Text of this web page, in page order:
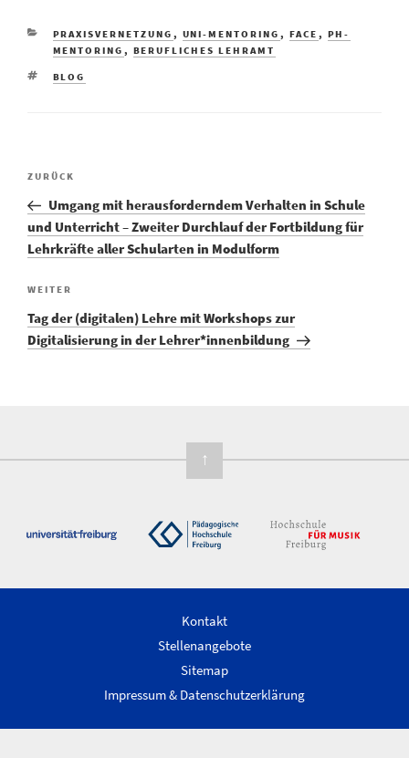
KATEGORIEN
PRAXISVERNETZUNG , UNI-MENTORING , FACE , PH-
MENTORING , BERUFLICHES LEHRAMT
SCHLAGWÖRTER
BLOG
Beitragsnavigation
Vorheriger
Beitrag
ZURÜCK
Umgang mit herausforderndem Verhalten in Schule
und Unterricht – Zweiter Durchlauf der Fortbildung für
Lehrkräfte aller Schularten in Modulform
Nächster
Beitrag
WEITER
Tag der (digitalen) Lehre mit Workshops zur
Digitalisierung in der Lehrer*innenbildung
↑
Kontakt
Stellenangebote
Sitemap
Impressum & Datenschutzerklärung